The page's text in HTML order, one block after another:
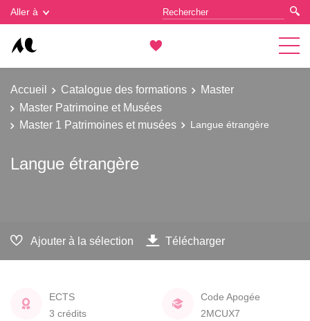
Aller à
Accueil Catalogue des formations
Master
Master Patrimoine et Musées
Master 1 Patrimoines et musées
Langue étrangère
Langue étrangère
Ajouter à la sélection Télécharger
ECTS
3 crédits
Code Apogée
2MCUX7
Gestion des cookies